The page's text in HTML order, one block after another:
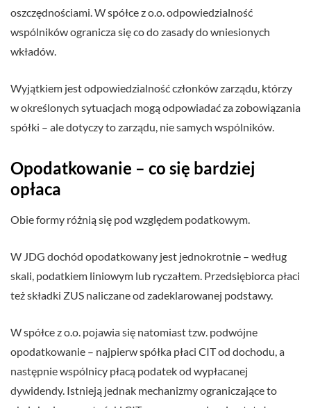
oszczędnościami. W spółce z o.o. odpowiedzialność
wspólników ogranicza się co do zasady do wniesionych
wkładów.
Wyjątkiem jest odpowiedzialność członków zarządu, którzy
w określonych sytuacjach mogą odpowiadać za zobowiązania
spółki – ale dotyczy to zarządu, nie samych wspólników.
Opodatkowanie – co się bardziej
opłaca
Obie formy różnią się pod względem podatkowym.
W JDG dochód opodatkowany jest jednokrotnie – według
skali, podatkiem liniowym lub ryczałtem. Przedsiębiorca płaci
też składki ZUS naliczane od zadeklarowanej podstawy.
W spółce z o.o. pojawia się natomiast tzw. podwójne
opodatkowanie – najpierw spółka płaci CIT od dochodu, a
następnie wspólnicy płacą podatek od wypłacanej
dywidendy. Istnieją jednak mechanizmy ograniczające to